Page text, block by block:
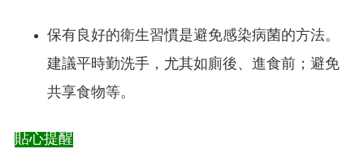
保有良好的衛生習慣是避免感染病菌的方法。
建議平時勤洗手，尤其如廁後、進食前；避免
共享食物等。
貼心提醒